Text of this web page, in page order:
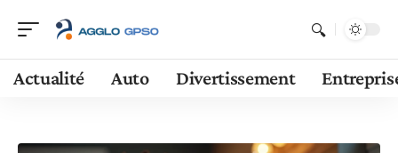
Actualité Auto Divertissement